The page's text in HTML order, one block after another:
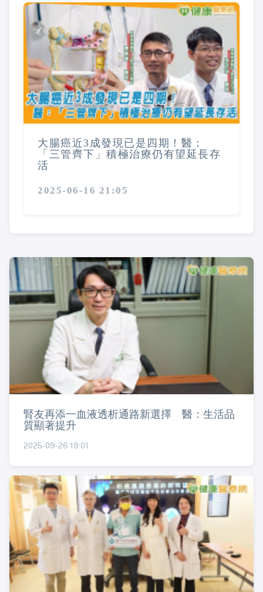
大腸癌近3成發現已是四期！醫：
「三管齊下」積極治療仍有望延長存
活
2025-06-16 21:05
腎友再添一血液透析通路新選擇 醫：生活品
質顯著提升
2025-09-26 19:01